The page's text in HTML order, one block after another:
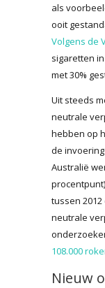
als
ooit
Volgens de
sigaretten
met 30%
Uit steeds
neutrale
hebben op
de
Australië
tussen
neutrale
108.000
Nieuw